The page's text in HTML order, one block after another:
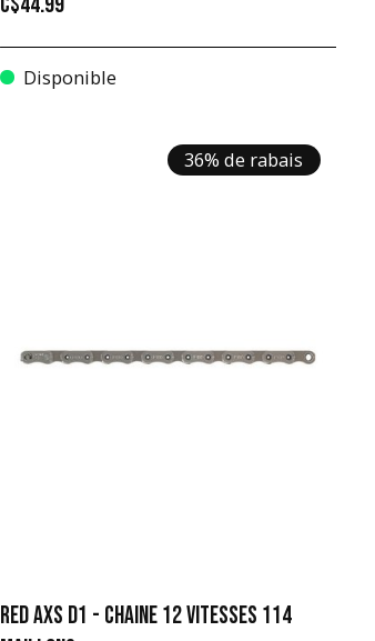
Disponible
36% de rabais
RED AXS D1 - CHAINE 12 VITESSES 114